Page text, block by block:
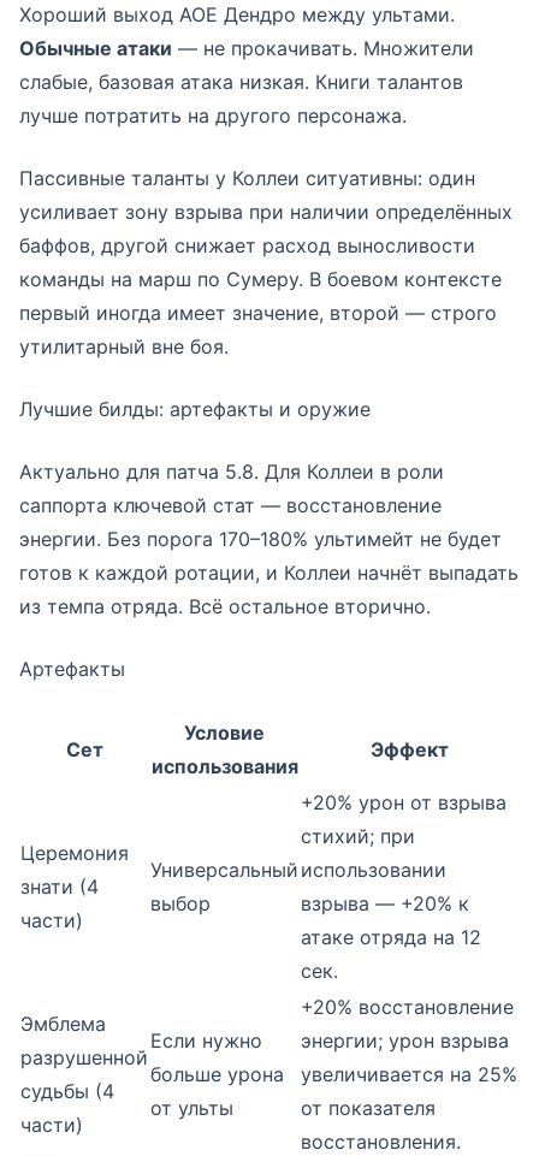
Хороший выход АОЕ Дендро между ультами.
Обычные атаки — не прокачивать. Множители
слабые, базовая атака низкая. Книги талантов
лучше потратить на другого персонажа.
Пассивные таланты у Коллеи ситуативны: один
усиливает зону взрыва при наличии определённых
баффов, другой снижает расход выносливости
команды на марш по Сумеру. В боевом контексте
первый иногда имеет значение, второй — строго
утилитарный вне боя.
Лучшие билды: артефакты и оружие
Актуально для патча 5.8. Для Коллеи в роли
саппорта ключевой стат — восстановление
энергии. Без порога 170–180% ультимейт не будет
готов к каждой ротации, и Коллеи начнёт выпадать
из темпа отряда. Всё остальное вторично.
Артефакты
Сет
Условие
использования
Эффект
Церемония
знати (4
части)
Универсальный
выбор
+20% урон от взрыва
стихий; при
использовании
взрыва — +20% к
атаке отряда на 12
сек.
Эмблема
разрушенной
судьбы (4
части)
Если нужно
больше урона
от ульты
+20% восстановление
энергии; урон взрыва
увеличивается на 25%
от показателя
восстановления.